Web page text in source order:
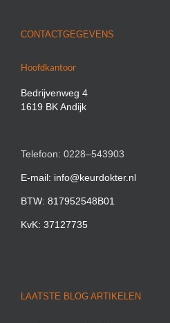
CONTACTGEGEVENS
Hoofdkantoor
Bedrijvenweg 4
1619 BK Andijk
Telefoon: 0228–543903
E-mail: info@keurdokter.nl
BTW: 817952548B01
KvK: 37127735
LAATSTE BLOG ARTIKELEN